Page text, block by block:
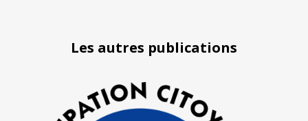
Les autres publications